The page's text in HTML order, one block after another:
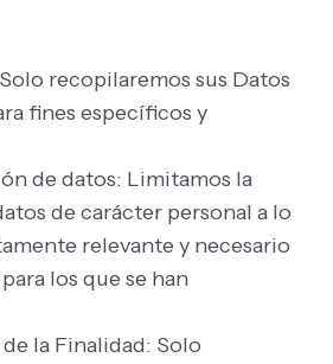
recopilaremos sus Datos
fines específicos y
de datos: Limitamos la
de carácter personal a lo
relevante y necesario
los que se han
la Finalidad: Solo